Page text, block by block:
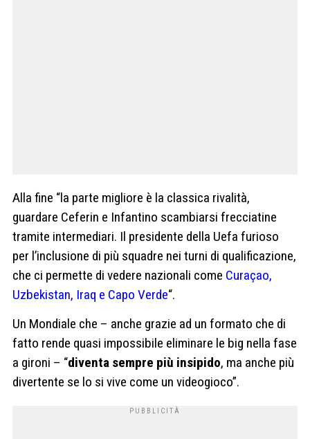
Alla fine “la parte migliore è la classica rivalità,
guardare Ceferin e Infantino scambiarsi frecciatine
tramite intermediari. Il presidente della Uefa furioso
per l’inclusione di più squadre nei turni di qualificazione,
che ci permette di vedere nazionali come Curaçao,
Uzbekistan, Iraq e Capo Verde“.
Un Mondiale che – anche grazie ad un formato che di
fatto rende quasi impossibile eliminare le big nella fase
a gironi – “diventa sempre più insipido, ma anche più
divertente se lo si vive come un videogioco”.